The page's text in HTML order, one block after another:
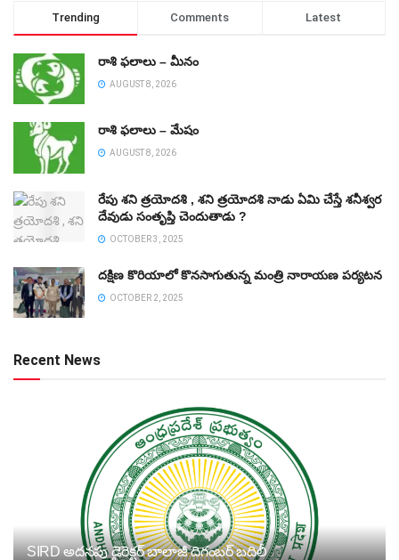
Trending Comments Latest
రాశి ఫలాలు – మీనం
AUGUST 8, 2026
రాశి ఫలాలు – మేషం
AUGUST 8, 2026
రేపు శని త్రయోదశి , శని త్రయోదశి నాడు ఏమి చేస్తే శనీశ్వర
దేవుడు సంతృప్తి చెందుతాడు ?
OCTOBER 3, 2025
దక్షిణ కొరియాలో కొనసాగుతున్న మంత్రి నారాయణ పర్యటన
OCTOBER 2, 2025
Recent News
SIRD అదనపు డైరెక్టర్‌ బాలాజీ దిగంబర్‌ బదిలీ